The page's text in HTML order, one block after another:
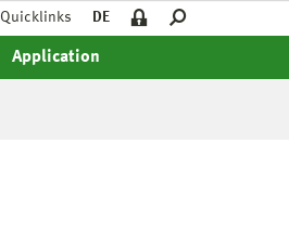
Quicklinks DE
Application